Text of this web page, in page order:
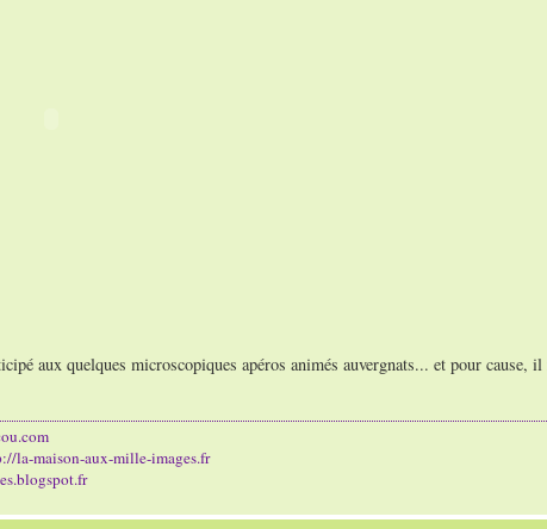
aux quelques microscopiques apéros animés auvergnats... et pour
la-maison-aux-mille-images.fr